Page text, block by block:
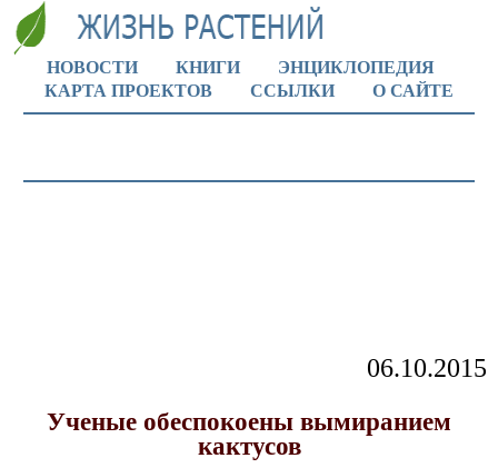
НОВОСТИ КНИГИ
ЭНЦИКЛОПЕДИЯ
КАРТА ПРОЕКТОВ
ССЫЛКИ О САЙТЕ
06.10.2015
Ученые обеспокоены вымиранием
кактусов